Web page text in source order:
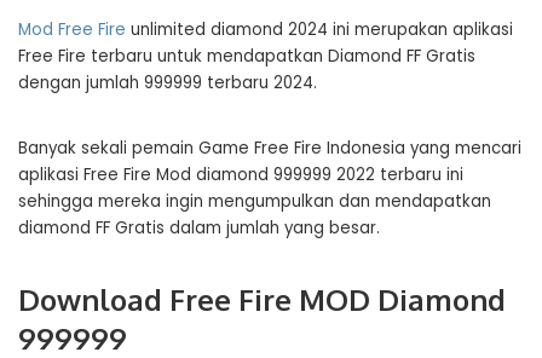
Mod Free Fire unlimited diamond 2024 ini merupakan aplikasi
Free Fire terbaru untuk mendapatkan Diamond FF Gratis
dengan jumlah 999999 terbaru 2024.
Banyak sekali pemain Game Free Fire Indonesia yang mencari
aplikasi Free Fire Mod diamond 999999 2022 terbaru ini
sehingga mereka ingin mengumpulkan dan mendapatkan
diamond FF Gratis dalam jumlah yang besar.
Download Free Fire MOD Diamond
999999